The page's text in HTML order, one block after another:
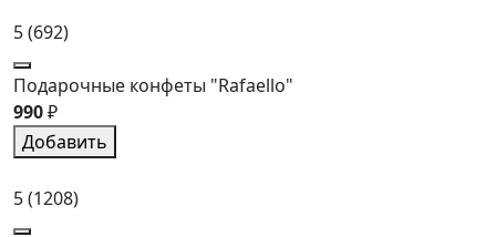
5(692)
Подарочные конфеты "Rafaello"
990₽
Добавить
5(1208)